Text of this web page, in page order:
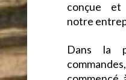
conçue et
notre
Dans la